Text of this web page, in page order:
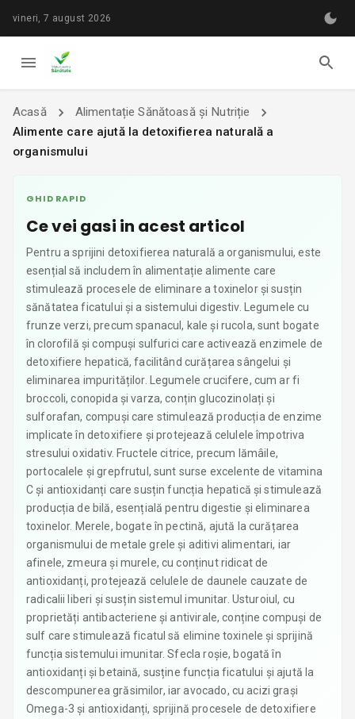
vineri, 7 august 2026
Acasă
Alimentație Sănătoasă și Nutriție
Alimente care ajută la detoxifierea naturală a
organismului
GHID RAPID
Ce vei gasi in acest articol
Pentru a sprijini detoxifierea naturală a organismului, este
esențial să includem în alimentație alimente care
stimulează procesele de eliminare a toxinelor și susțin
sănătatea ficatului și a sistemului digestiv. Legumele cu
frunze verzi, precum spanacul, kale și rucola, sunt bogate
în clorofilă și compuși sulfurici care activează enzimele de
detoxifiere hepatică, facilitând curățarea sângelui și
eliminarea impurităților. Legumele crucifere, cum ar fi
broccoli, conopida și varza, conțin glucozinolați și
sulforafan, compuși care stimulează producția de enzime
implicate în detoxifiere și protejează celulele împotriva
stresului oxidativ. Fructele citrice, precum lămâile,
portocalele și grepfrutul, sunt surse excelente de vitamina
C și antioxidanți care susțin funcția hepatică și stimulează
producția de bilă, esențială pentru digestie și eliminarea
toxinelor. Merele, bogate în pectină, ajută la curățarea
organismului de metale grele și aditivi alimentari, iar
afinele, zmeura și murele, cu conținut ridicat de
antioxidanți, protejează celulele de daunele cauzate de
radicalii liberi și susțin sistemul imunitar. Usturoiul, cu
proprietăți antibacteriene și antivirale, conține compuși de
sulf care stimulează ficatul să elimine toxinele și sprijină
funcția sistemului imunitar. Sfecla roșie, bogată în
antioxidanți și betaină, susține funcția ficatului și ajută la
descompunerea grăsimilor, iar avocado, cu acizi grași
Omega-3 și antioxidanți, sprijină procesele de detoxifiere